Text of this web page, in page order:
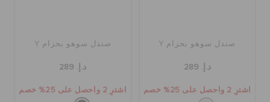
صندل سوهو بحزام Y
د.إ. 289
اشترِ 2 واحصل على 25% خصم
صندل سوهو بحزام Y
د.إ. 289
اشترِ 2 واحصل على 25% خصم